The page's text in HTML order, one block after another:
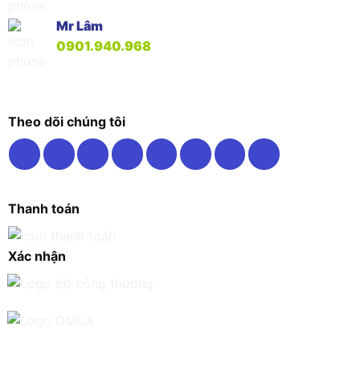
Mr Lâm
0901.940.968
Theo dõi chúng tôi
Thanh toán
Xác nhận